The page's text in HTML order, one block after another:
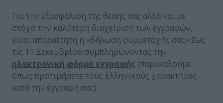
Για την εξασφάλιση της θέσης σας αλλά και με
στόχο την καλύτερη διαχείριση των εγγραφών,
είναι απαραίτητη η «δήλωση συμμετοχής σας» έως
τις 11 Δεκεμβρίου συμπληρώνοντας την
ηλεκτρονική φόρμα εγγραφής (παρακαλούμε
όπως προτιμήσετε τους Ελληνικούς χαρακτήρες
κατά την εγγραφή σας).